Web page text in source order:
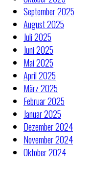
September 2025
August 2025
Juli 2025
Juni 2025
Mai 2025
April 2025
März 2025
Februar 2025
Januar 2025
Dezember 2024
November 2024
Oktober 2024